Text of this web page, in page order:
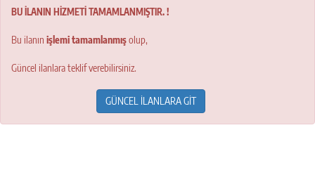
BU İLANIN HİZMETİ TAMAMLANMIŞTIR. !
Bu ilanın işlemi tamamlanmışolup,
Güncel ilanlara teklif verebilirsiniz.
GÜNCEL İLANLARA GİT